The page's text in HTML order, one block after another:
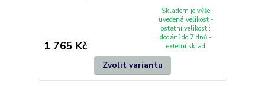
1 765 Kč
Skladem je výše
uvedená velikost -
ostatní velikosti:
dodání do 7 dnů -
externí sklad
Zvolit variantu